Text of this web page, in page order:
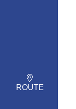
ROUTE